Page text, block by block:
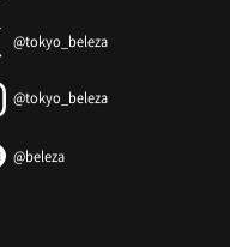
@tokyo_beleza
@tokyo_beleza
@beleza